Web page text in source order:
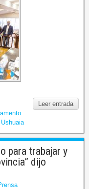
Leer entrada
Ushuaia
para trabajar y
dijo